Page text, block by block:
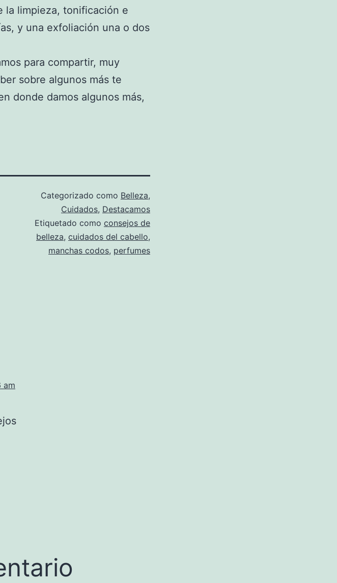
la limpieza, tonificación e
y una exfoliación una o dos
para compartir, muy
sobre algunos más te
donde damos algunos más,
Categorizado como Belleza,
Cuidados, Destacamos
Etiquetado como consejos de
belleza, cuidados del cabello,
manchas codos, perfumes
am